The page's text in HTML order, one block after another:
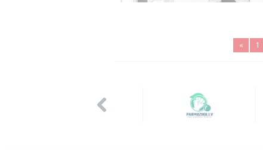
« 1